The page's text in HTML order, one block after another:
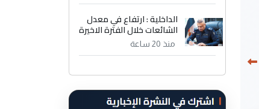
الداخلية : ارتفاع في معدل
الشائعات خلال الفترة الاخيرة
منذ 20 ساعة